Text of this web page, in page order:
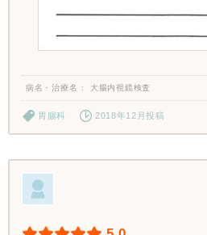
病名・治療名 大腸内視鏡検査
胃腸科 2018年12月投稿